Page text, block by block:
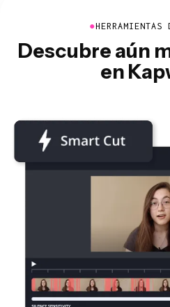
●HERRAMIENTAS
Descubre aún
en